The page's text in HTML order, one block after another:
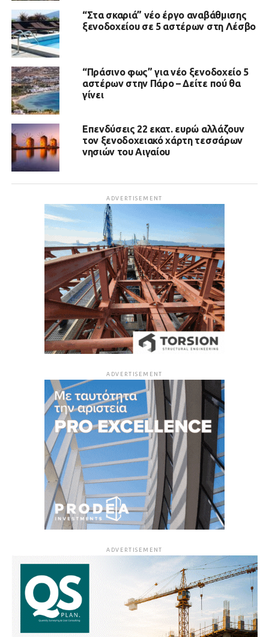
“Στα σκαριά” νέο έργο αναβάθμισης
ξενοδοχείου σε 5 αστέρων στη Λέσβο
“Πράσινο φως” για νέο ξενοδοχείο 5
αστέρων στην Πάρο – Δείτε πού θα
γίνει
Επενδύσεις 22 εκατ. ευρώ αλλάζουν
τον ξενοδοχειακό χάρτη τεσσάρων
νησιών του Αιγαίου
ADVERTISEMENT
ADVERTISEMENT
ADVERTISEMENT